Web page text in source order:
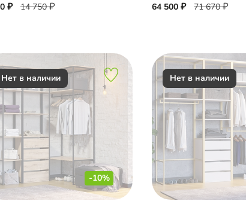
14 750 64 500 71 670
-10%